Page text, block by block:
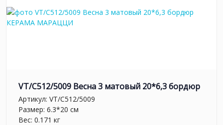
VT/C512/5009 Весна 3 матовый 20*6,3 бордюр
Артикул: VT/C512/5009
Размер: 6.3*20 см
Вес: 0.171 кг